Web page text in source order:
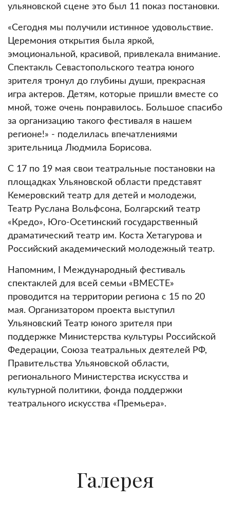
ульяновской сцене это был 11 показ постановки.
«Сегодня мы получили истинное удовольствие.
Церемония открытия была яркой,
эмоциональной, красивой, привлекала внимание.
Спектакль Севастопольского театра юного
зрителя тронул до глубины души, прекрасная
игра актеров. Детям, которые пришли вместе со
мной, тоже очень понравилось. Большое спасибо
за организацию такого фестиваля в нашем
регионе!» - поделилась впечатлениями
зрительница Людмила Борисова.
C 17 по 19 мая свои театральные постановки на
площадках Ульяновской области представят
Кемеровский театр для детей и молодежи,
Театр Руслана Вольфсона, Болгарский театр
«Кредо», Юго-Осетинский государственный
драматический театр им. Коста Хетагурова и
Российский академический молодежный театр.
Напомним, I Международный фестиваль
спектаклей для всей семьи «ВМЕСТЕ»
проводится на территории региона с 15 по 20
мая. Организатором проекта выступил
Ульяновский Театр юного зрителя при
поддержке Министерства культуры Российской
Федерации, Союза театральных деятелей РФ,
Правительства Ульяновской области,
регионального Министерства искусства и
культурной политики, фонда поддержки
театрального искусства «Премьера».
Галерея